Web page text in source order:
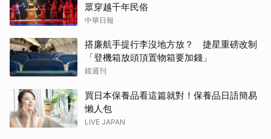
眾穿越千年民俗
中華日報
搭廉航手提行李沒地方放？ 捷星重磅改制
「登機箱放頭頂置物箱要加錢」
鏡週刊
買日本保養品看這篇就對！保養品日語簡易
懶人包
LIVE JAPAN